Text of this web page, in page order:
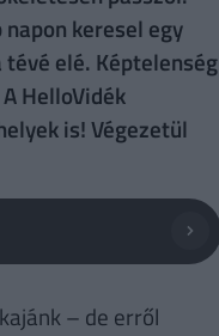
keresel egy
elé. Képtelenség
HelloVidék
is! Végezetül
– de erről